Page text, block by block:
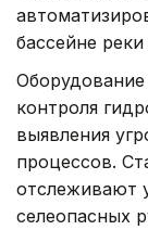
бассейне реки
контроля
выявления
процессов.
отслеживают
селеопасных